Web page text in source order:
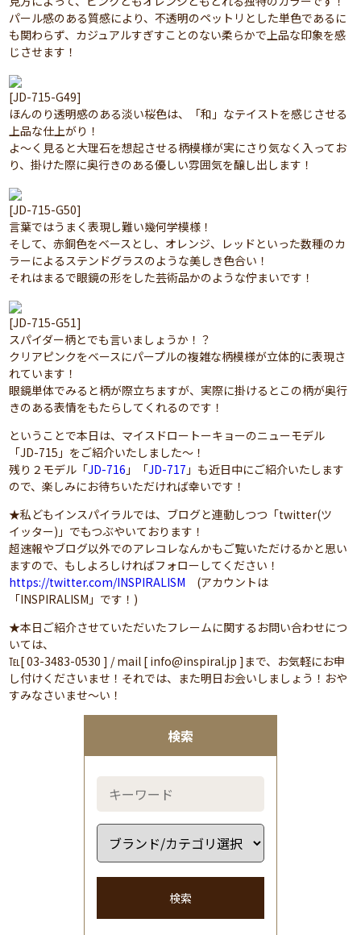
検索
検索
パール感のある質感により、不透明のペットリとした単色であるに
も関わらず、カジュアルすぎすことのない柔らかで上品な印象を感
じさせます！
[JD-715-G49]
ほんのり透明感のある淡い桜色は、「和」なテイストを感じさせる
上品な仕上がり！
よ～く見ると大理石を想起させる柄模様が実にさり気なく入ってお
り、掛けた際に奥行きのある優しい雰囲気を醸し出します！
[JD-715-G50]
言葉ではうまく表現し難い幾何学模様！
そして、赤銅色をベースとし、オレンジ、レッドといった数種のカ
ラーによるステンドグラスのような美しき色合い！
それはまるで眼鏡の形をした芸術品かのような佇まいです！
[JD-715-G51]
スパイダー柄とでも言いましょうか！？
クリアピンクをベースにパープルの複雑な柄模様が立体的に表現さ
れています！
眼鏡単体でみると柄が際立ちますが、実際に掛けるとこの柄が奥行
きのある表情をもたらしてくれるのです！
ということで本日は、マイスドロートーキョーのニューモデル
「JD-715」をご紹介いたしました～！
残り２モデル「JD-716 」「JD-717 」も近日中にご紹介いたします
ので、楽しみにお待ちいただければ幸いです！
★私どもインスパイラルでは、ブログと連動しつつ「twitter(ツ
イッター)」でもつぶやいております！
超速報やブログ以外でのアレコレなんかもご覧いただけるかと思い
ますので、もしよろしければフォローしてください！
https://twitter.com/INSPIRALISM (アカウントは
「INSPIRALISM」です！)
★本日ご紹介させていただいたフレームに関するお問い合わせにつ
いては、
℡[ 03-3483-0530 ] / mail [ info@inspiral.jp ]まで、お気軽にお申
し付けくださいませ！それでは、また明日お会いしましょう！おや
すみなさいませ～い！